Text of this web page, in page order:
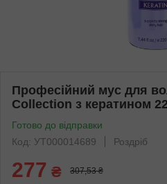
Професійний мус для
Collection з кератином
Готово до відправки
Код: УТ000014689
Роздріб
277 ₴ 307,53 ₴